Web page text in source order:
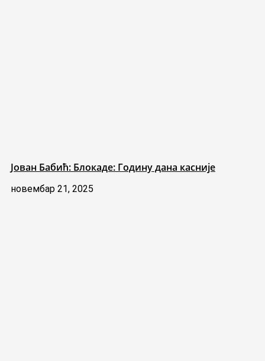
Јован Бабић: Блокаде: Годину дана касније
новембар 21, 2025